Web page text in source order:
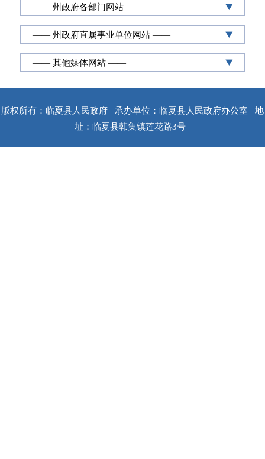
—— 州政府各部门网站 ——
—— 州政府直属事业单位网站 ——
—— 其他媒体网站 ——
版权所有：临夏县人民政府 承办单位：临夏县人民政府办公室
地
址：临夏县韩集镇莲花路3号